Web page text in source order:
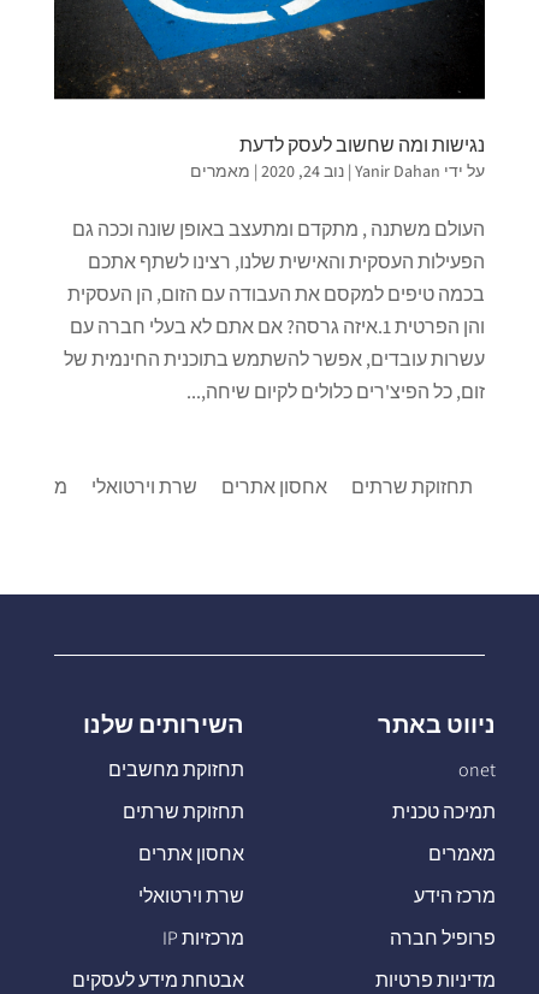
נגישות ומה שחשוב לעסק לדעת
על ידי Yanir Dahan
| נוב 24, 2020 | מאמרים
העולם משתנה , מתקדם ומתעצב באופן שונה וככה גם
הפעילות העסקית והאישית שלנו, רצינו לשתף אתכם
בכמה טיפים למקסם את העבודה עם הזום, הן העסקית
והן הפרטית 1.איזה גרסה? אם אתם לא בעלי חברה עם
עשרות עובדים, אפשר להשתמש בתוכנית החינמית של
זום, כל הפיצ'רים כלולים לקיום שיחה,...
תחזוקת שרתים אחסון אתרים שרת וירטואלי מרכזיות IP
ניווט באתר
onet
תמיכה טכנית
מאמרים
מרכז הידע
פרופיל חברה
מדיניות פרטיות
השירותים שלנו
תחזוקת מחשבים
תחזוקת שרתים
אחסון אתרים
שרת וירטואלי
מרכזיות IP
אבטחת מידע לעסקים